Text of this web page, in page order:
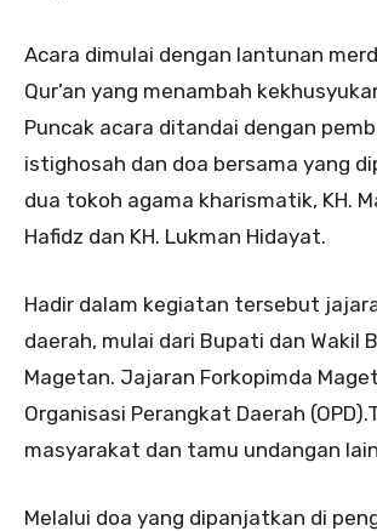
Acara dimulai dengan lantunan
Qur’an yang menambah
Puncak acara ditandai dengan
istighosah dan doa bersama yang
dua tokoh agama kharismatik, KH.
Hafidz dan KH. Lukman Hidayat.
Hadir dalam kegiatan tersebut
daerah, mulai dari Bupati dan Wakil
Magetan. Jajaran Forkopimda
Organisasi Perangkat Daerah
masyarakat dan tamu undangan
Melalui doa yang dipanjatkan di